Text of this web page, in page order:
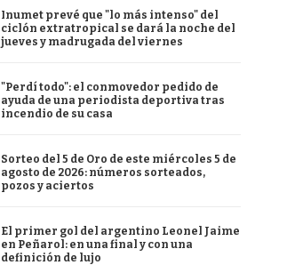
Inumet prevé que "lo más intenso" del
ciclón extratropical se dará la noche del
jueves y madrugada del viernes
"Perdí todo": el conmovedor pedido de
ayuda de una periodista deportiva tras
incendio de su casa
Sorteo del 5 de Oro de este miércoles 5 de
agosto de 2026: números sorteados,
pozos y aciertos
El primer gol del argentino Leonel Jaime
en Peñarol: en una final y con una
definición de lujo